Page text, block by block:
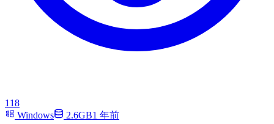
118
Windows
2.6GB1 年前